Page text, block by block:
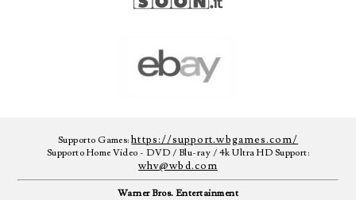
Supporto Games:https://support.wbgames.com/
Supporto Home Video - DVD / Blu-ray / 4k Ultra HD Support:
whv@wbd.com
Warner Bros. Entertainment